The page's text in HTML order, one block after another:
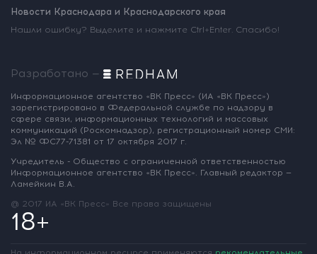
Новости Краснодара и Краснодарского края
Нашли ошибку? Выделите и нажмите Ctrl+Enter. Спасибо!
Разработано —
Информационное агентство «ВК Пресс» (ИА «ВК Пресс»)
зарегистрировано в Федеральной службе по надзору в
сфере связи, информационных технологий и массовых
коммуникаций (Роскомнадзор), регистрационный номер СМИ:
Эл № ФС77-71381 от 17 октября 2017 г.
Учредитель - Общество с ограниченной ответственностью
Информационное агентство «ВК Пресс». Главный редактор —
Ламейкин В.А.
@ 2017 ИА «ВК Пресс» Все права защищены
18+